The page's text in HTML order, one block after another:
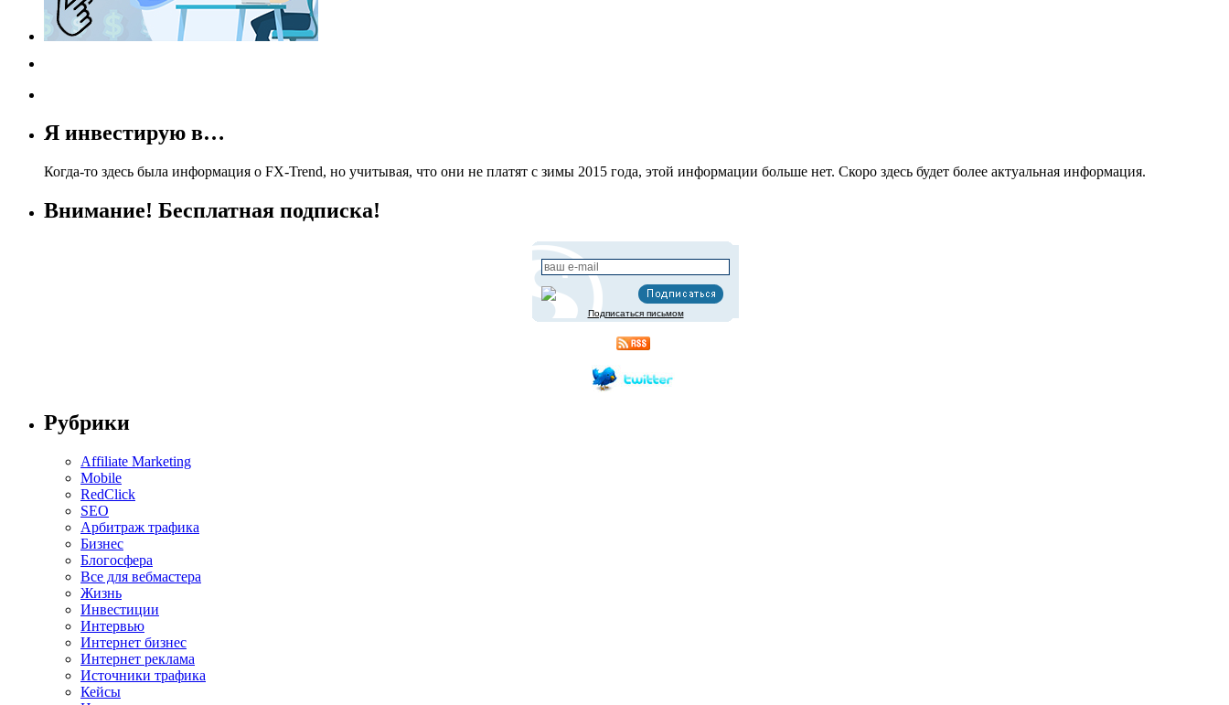
Я инвестирую в…
Когда-то здесь была информация о FX-Trend, но учитывая, что они не платят с зимы 2015 года, этой информации больше нет. Скоро здесь будет более актуальная информация.
Внимание! Бесплатная подписка!
Подписаться письмом
Рубрики
Affiliate Marketing
Mobile
RedClick
SEO
Арбитраж трафика
Бизнес
Блогосфера
Все для вебмастера
Жизнь
Инвестиции
Интервью
Интернет бизнес
Интернет реклама
Источники трафика
Кейсы